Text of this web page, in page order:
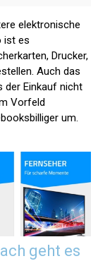
elektronische
ist es
Drucker,
Auch das
der Einkauf nicht
Vorfeld
um.
geht es